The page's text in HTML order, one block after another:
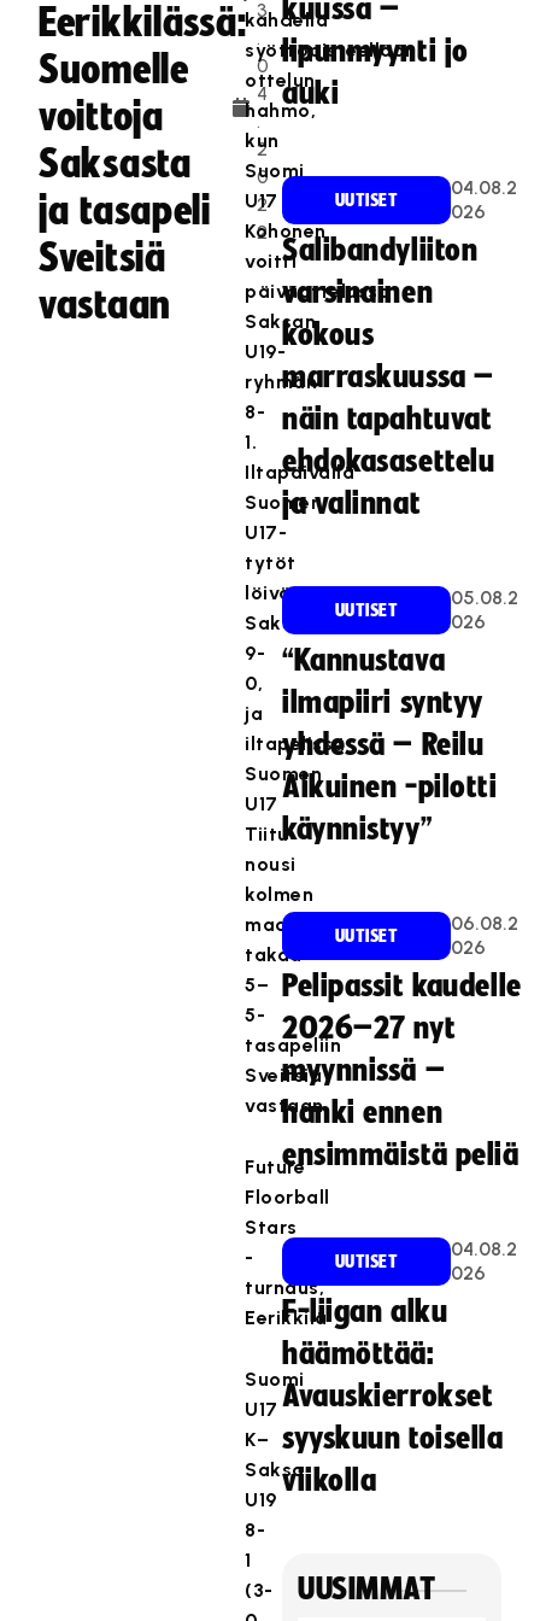
Eerikkilässä:
Suomelle
voittoja
Saksasta
ja tasapeli
Sveitsiä
vastaan
3
.
0
4
.
2
0
2
2
kahdella
syöttöpisteellään
ottelun
hahmo,
kun
Suomi
U17
Kohonen
voitti
päiväottelussa
Saksan
U19-
ryhmän
8-
1.
Iltapäivällä
Suomen
U17-
tytöt
löivät
Saksan
9-
0,
ja
iltapelissä
Suomen
U17
Tiitu
nousi
kolmen
maalin
takaa
5–
5-
tasapeliin
Sveitsiä
vastaan.
Future
Floorball
Stars
-
turnaus,
Eerikkilä
Suomi
U17
K–
Saksa
U19
8-
1
(3-
kuussa –
lipunmyynti jo
auki
UUTISET
04.08.2
026
Salibandyliiton
varsinainen
kokous
marraskuussa –
näin tapahtuvat
ehdokasasettelu
ja valinnat
UUTISET
05.08.2
026
“Kannustava
ilmapiiri syntyy
yhdessä – Reilu
Aikuinen -pilotti
käynnistyy”
UUTISET
06.08.2
026
Pelipassit kaudelle
2026–27 nyt
myynnissä –
hanki ennen
ensimmäistä peliä
UUTISET
04.08.2
026
F-liigan alku
häämöttää:
Avauskierrokset
syyskuun toisella
viikolla
UUSIMMAT